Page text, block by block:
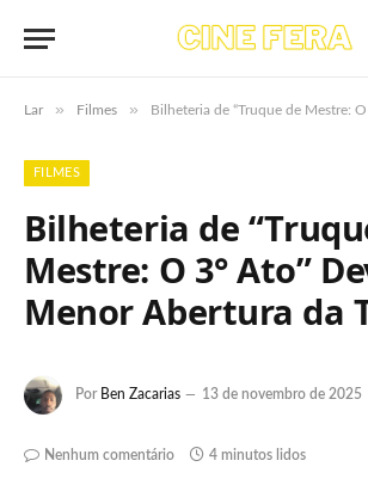
Lar » Filmes » Bilheteria de “Truque de Mestre: O 3° Ato” Deve
FILMES
Bilheteria de
Mestre: O 3° Ato”
Menor Abertura da
Por Ben Zacarias 13 de novembro de 2025
Nenhum comentário 4 minutos lidos